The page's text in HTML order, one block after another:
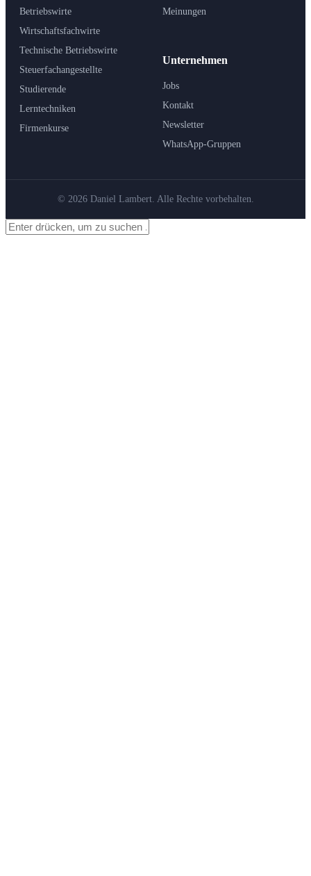
Betriebswirte
Wirtschaftsfachwirte
Technische Betriebswirte
Steuerfachangestellte
Studierende
Lerntechniken
Firmenkurse
Meinungen
Unternehmen
Jobs
Kontakt
Newsletter
WhatsApp-Gruppen
© 2026 Daniel Lambert. Alle Rechte vorbehalten.